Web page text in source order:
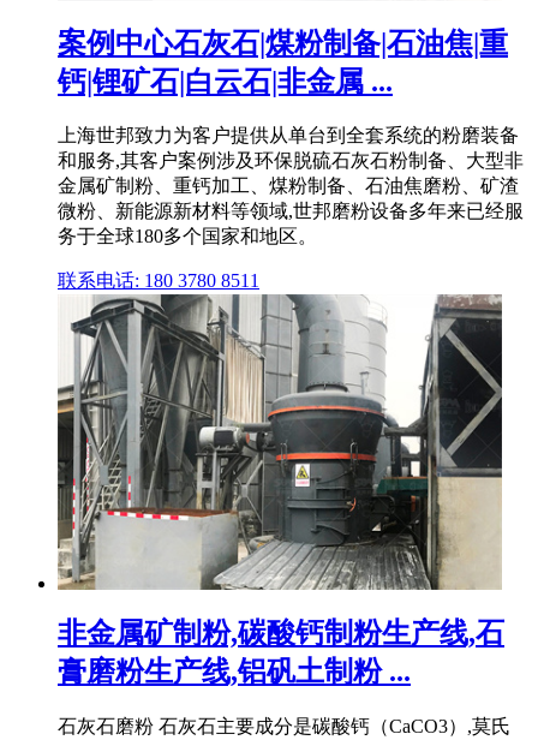
案例中心石灰石|煤粉制备|石油焦|重
钙|锂矿石|白云石|非金属 ...
上海世邦致力为客户提供从单台到全套系统的粉磨装备
和服务,其客户案例涉及环保脱硫石灰石粉制备、大型非
金属矿制粉、重钙加工、煤粉制备、石油焦磨粉、矿渣
微粉、新能源新材料等领域,世邦磨粉设备多年来已经服
务于全球180多个国家和地区。
联系电话: 180 3780 8511
非金属矿制粉,碳酸钙制粉生产线,石
膏磨粉生产线,铝矾土制粉 ...
石灰石磨粉 石灰石主要成分是碳酸钙（CaCO3）,莫氏